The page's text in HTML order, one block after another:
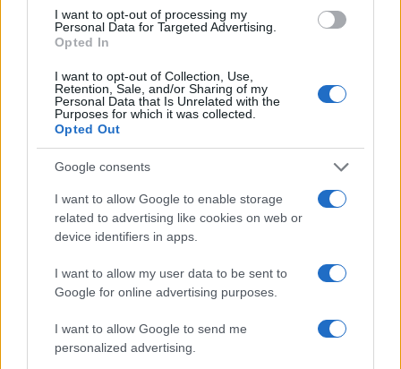
I want to opt-out of processing my
Personal Data for Targeted Advertising.
Opted In
I want to opt-out of Collection, Use,
Retention, Sale, and/or Sharing of my
Personal Data that Is Unrelated with the
Purposes for which it was collected.
Opted Out
Google consents
I want to allow Google to enable storage
related to advertising like cookies on web or
device identifiers in apps.
I want to allow my user data to be sent to
Google for online advertising purposes.
I want to allow Google to send me
personalized advertising.
appoggiato a mo’ di falange dalle principali
autorità sanitarie del Paese, dopo il caos che
sufficiente chiarezza, tutto ciò che proviene dai
laboratori scientifici del colosso asiatico direi che
sia assolutamente da prendere con le pinze.
Errare è umano, ma perseverare sarebbe
Claudio Romiti, 1° settembre 2022
#COVID19
#LABORATORIO DI WUHAN